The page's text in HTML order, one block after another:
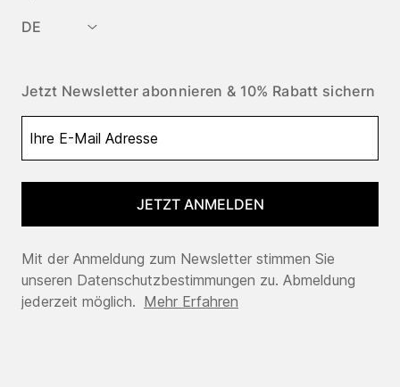
DE
Jetzt Newsletter abonnieren & 10% Rabatt sichern
JETZT ANMELDEN
Mit der Anmeldung zum Newsletter stimmen Sie
unseren Datenschutzbestimmungen zu. Abmeldung
jederzeit möglich. Mehr Erfahren